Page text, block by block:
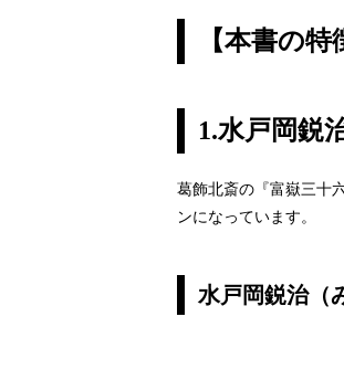
【本書の特
1.水戸岡鋭
葛飾北斎の『富嶽三十
ンになっています。
水戸岡鋭治（